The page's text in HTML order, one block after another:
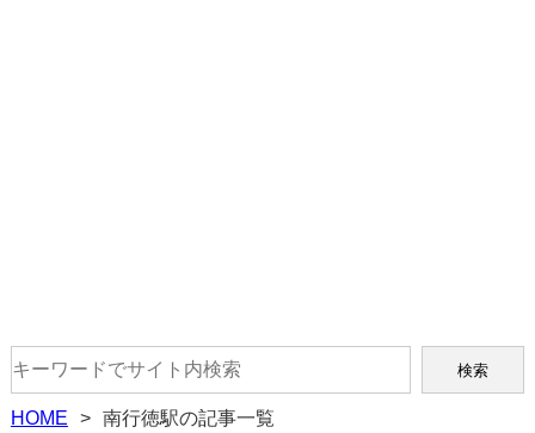
HOME 南行徳駅の記事一覧